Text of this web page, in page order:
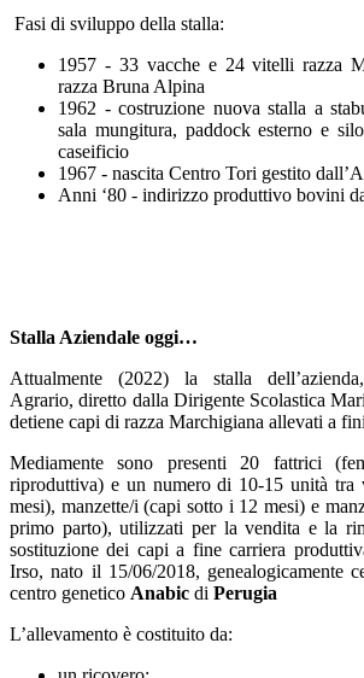
Fasi di sviluppo della stalla:
1957 - 33 vacche e 24 vitelli razza
razza Bruna Alpina
1962 - costruzione nuova stalla a
sala mungitura, paddock esterno e
caseificio
1967 - nascita Centro Tori gestito
Anni ‘80 - indirizzo produttivo bovini
Stalla Aziendale oggi…
Attualmente (2022) la stalla
Agrario, diretto dalla Dirigente Scolastica
detiene capi di razza Marchigiana allevati a
Mediamente sono presenti 20 fattrici
riproduttiva) e un numero di 10-15 unità tra
mesi), manzette/i (capi sotto i 12 mesi) e
primo parto), utilizzati per la vendita e la
sostituzione dei capi a fine carriera
Irso, nato il 15/06/2018, genealogicamente
centro genetico Anabic di Perugia
L’allevamento è costituito da: